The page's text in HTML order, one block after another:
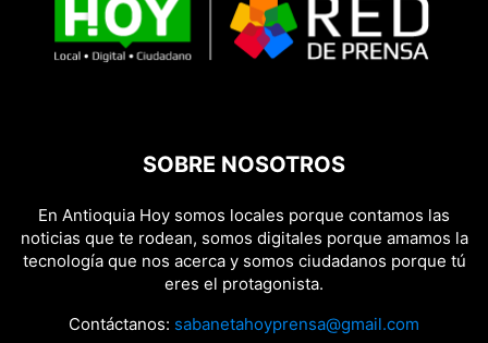
SOBRE NOSOTROS
En Antioquia Hoy somos locales porque contamos las
noticias que te rodean, somos digitales porque amamos la
tecnología que nos acerca y somos ciudadanos porque tú
eres el protagonista.
Contáctanos: sabanetahoyprensa@gmail.com